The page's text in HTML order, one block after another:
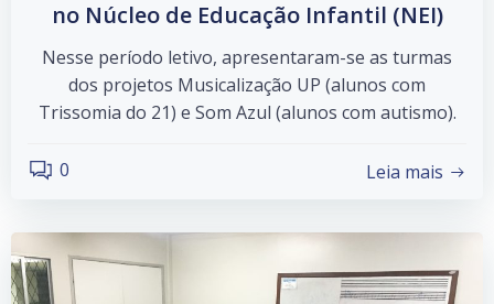
no Núcleo de Educação Infantil (NEI)
Nesse período letivo, apresentaram-se as turmas
dos projetos Musicalização UP (alunos com
Trissomia do 21) e Som Azul (alunos com autismo).
0 Leia mais